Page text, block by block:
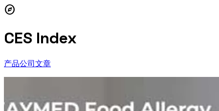
explore
CES Index
产品公司文章